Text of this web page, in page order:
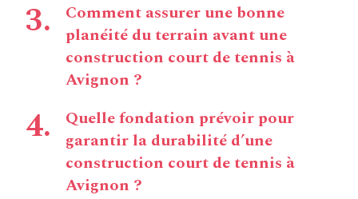
Comment assurer une bonne
planéité du terrain avant une
construction court de tennis à
Avignon ?
Quelle fondation prévoir pour
garantir la durabilité d’une
construction court de tennis à
Avignon ?